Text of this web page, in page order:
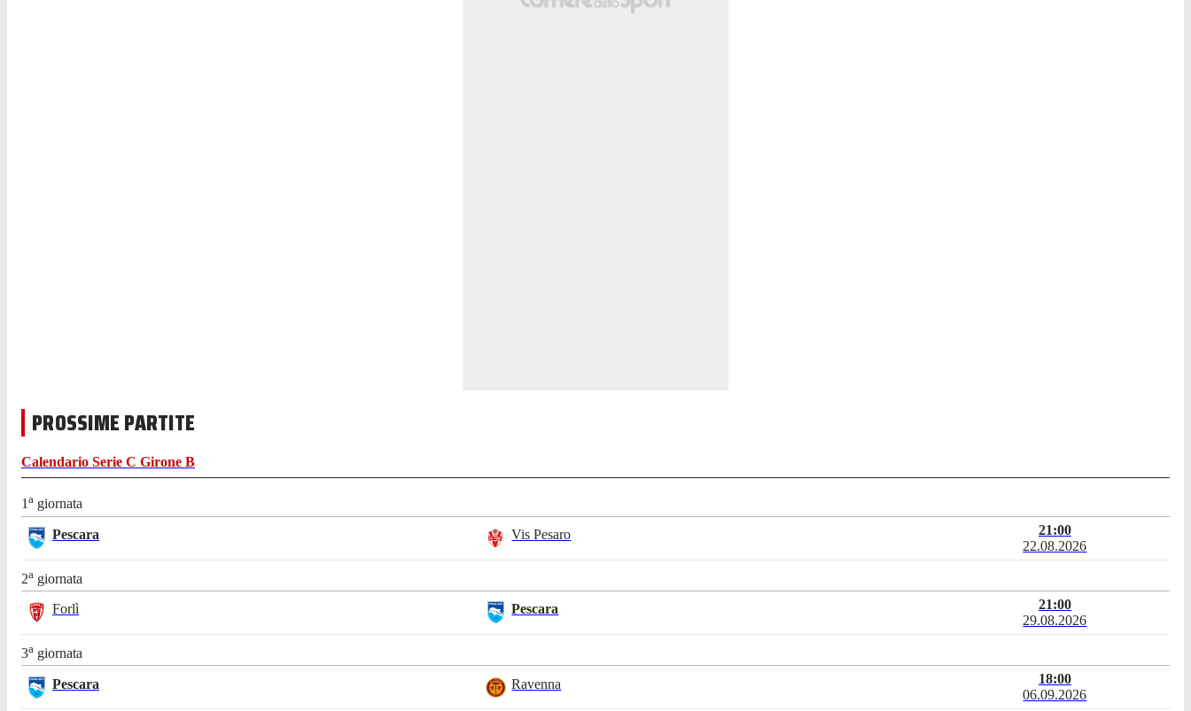
PROSSIME PARTITE
Calendario Serie C Girone B
1a giornata
Pescara Vis Pesaro
21:00
22.08.2026
2a giornata
Forlì Pescara
21:00
29.08.2026
3a giornata
Pescara Ravenna
18:00
06.09.2026